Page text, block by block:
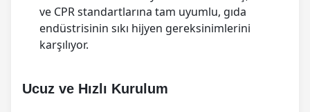
ve CPR standartlarına tam uyumlu, gıda
endüstrisinin sıkı hijyen gereksinimlerini
karşılıyor.
Ucuz ve Hızlı Kurulum